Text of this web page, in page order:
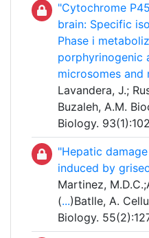
"Cytochrome
brain: Specific
Phase i
porphyrinogenic
microsomes and
Lavandera, J.;
Buzaleh, A.M.
Biology.
"Hepatic
induced by
Martinez,
(...)Batlle, A.
Biology.